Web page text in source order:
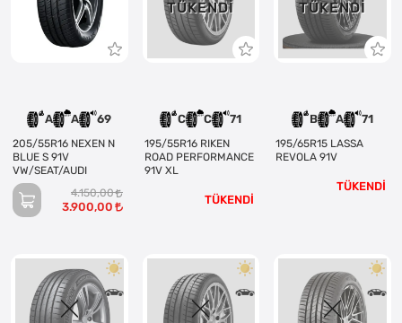
A A 69
205/55R16 NEXEN N
BLUE S 91V
VW/SEAT/AUDI
4.150,00
3.900,00
TÜKENDI
C C 71
195/55R16 RIKEN
ROAD PERFORMANCE
91V XL
TÜKENDİ
TÜKENDI
B A 71
195/65R15 LASSA
REVOLA 91V
TÜKENDİ